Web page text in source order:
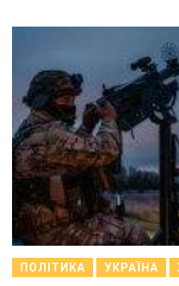
ПОЛІТИКА УКРАЇНА